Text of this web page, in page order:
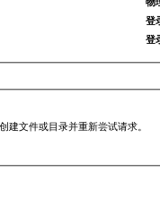
登
登
建文件或目录并重新尝试请求。